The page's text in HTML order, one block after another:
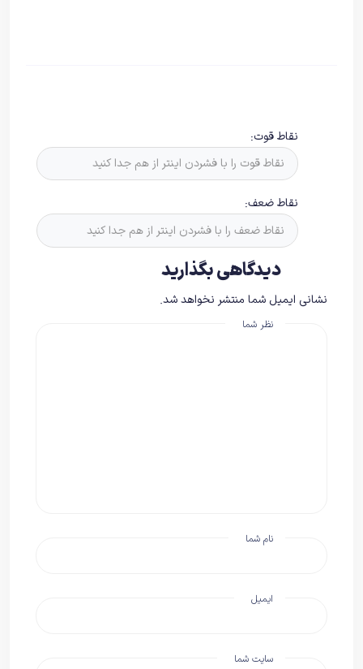
نقاط قوت:
نقاط ضعف:
دیدگاهی بگذارید
نشانی ایمیل شما منتشر نخواهد شد.
نظر شما
نام شما
ایمیل
سایت شما